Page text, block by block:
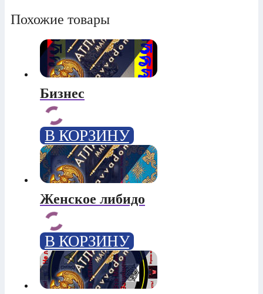
Похожие товары
Бизнес
В КОРЗИНУ
Женское либидо
В КОРЗИНУ